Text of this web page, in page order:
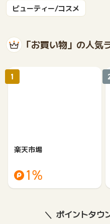
ビューティー/コスメ
「お買い物」の人気
楽天市場
1%
1
ポイントタウ